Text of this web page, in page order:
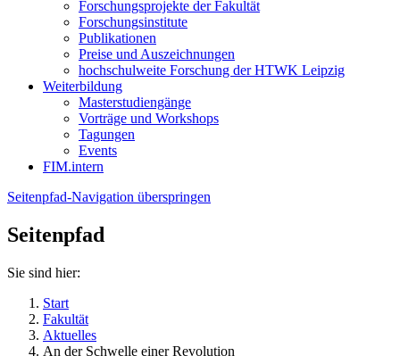
Forschungsprojekte der Fakultät
Forschungsinstitute
Publikationen
Preise und Auszeichnungen
hochschulweite Forschung der HTWK Leipzig
Weiterbildung
Masterstudiengänge
Vorträge und Workshops
Tagungen
Events
FIM.intern
Seitenpfad-Navigation überspringen
Seitenpfad
Sie sind hier:
Start
Fakultät
Aktuelles
An der Schwelle einer Revolution